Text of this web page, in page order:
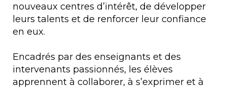
nouveaux centres d’intérêt, de développer
leurs talents et de renforcer leur confiance
en eux.
Encadrés par des enseignants et des
intervenants passionnés, les élèves
apprennent à collaborer, à s’exprimer et à